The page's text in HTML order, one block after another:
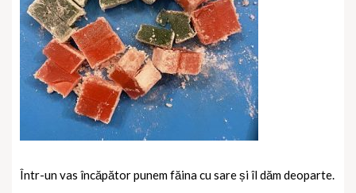
Într-un vas încăpător punem făina cu sare și îl dăm deoparte.